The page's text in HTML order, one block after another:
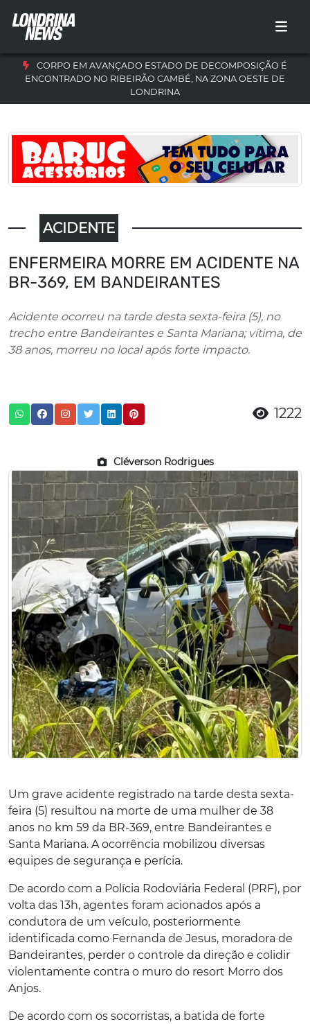
CORPO EM AVANÇADO ESTADO DE DECOMPOSIÇÃO É
ENCONTRADO NO RIBEIRÃO CAMBÉ, NA ZONA OESTE DE
LONDRINA
ACIDENTE
ENFERMEIRA MORRE EM ACIDENTE NA
BR-369, EM BANDEIRANTES
Acidente ocorreu na tarde desta sexta-feira (5), no
trecho entre Bandeirantes e Santa Mariana; vítima, de
38 anos, morreu no local após forte impacto.
1222
Cléverson Rodrigues
Um grave acidente registrado na tarde desta sexta-
feira (5) resultou na morte de uma mulher de 38
anos no km 59 da BR-369, entre Bandeirantes e
Santa Mariana. A ocorrência mobilizou diversas
equipes de segurança e perícia.
De acordo com a Polícia Rodoviária Federal (PRF), por
volta das 13h, agentes foram acionados após a
condutora de um veículo, posteriormente
identificada como Fernanda de Jesus, moradora de
Bandeirantes, perder o controle da direção e colidir
violentamente contra o muro do resort Morro dos
Anjos.
De acordo com os socorristas, a batida de forte